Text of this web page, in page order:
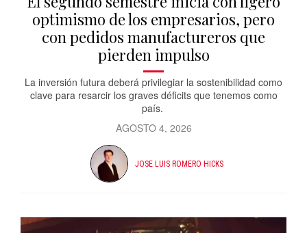
optimismo de los empresarios, pero
con pedidos manufactureros que
pierden impulso
La inversión futura deberá privilegiar la sostenibilidad como
clave para resarcir los graves déficits que tenemos como
país.
AGOSTO 4, 2026
JOSE LUIS ROMERO HICKS